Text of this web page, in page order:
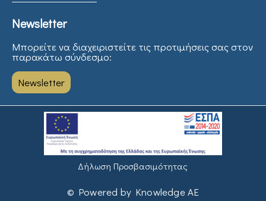
Newsletter
Μπορείτε να διαχειριστείτε τις προτιμήσεις σας στον
παρακάτω σύνδεσμο:
Newsletter
Δήλωση Προσβασιμότητας
© Powered by Knowledge AE